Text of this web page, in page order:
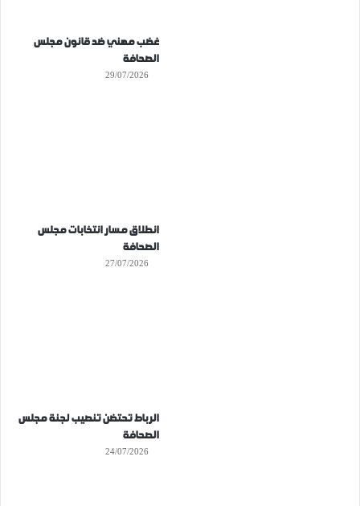
غضب مهني ضد قانون مجلس
الصحافة
29/07/2026
انطلاق مسار انتخابات مجلس
الصحافة
27/07/2026
الرباط تحتضن تنصيب لجنة مجلس
الصحافة
24/07/2026